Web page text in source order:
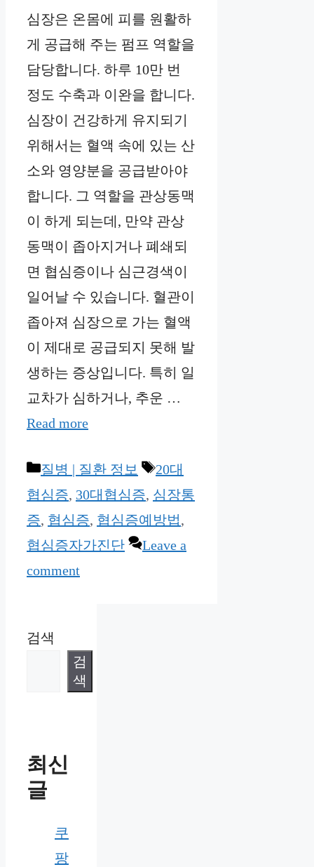
심장은 온몸에 피를 원활하
게 공급해 주는 펌프 역할을
담당합니다. 하루 10만 번
정도 수축과 이완을 합니다.
심장이 건강하게 유지되기
위해서는 혈액 속에 있는 산
소와 영양분을 공급받아야
합니다. 그 역할을 관상동맥
이 하게 되는데, 만약 관상
동맥이 좁아지거나 폐쇄되
면 협심증이나 심근경색이
일어날 수 있습니다. 혈관이
좁아져 심장으로 가는 혈액
이 제대로 공급되지 못해 발
생하는 증상입니다. 특히 일
교차가 심하거나, 추운 …
Read more
Categories
질병 | 질환 정보 Tags
20대
협심증, 30대협심증, 심장통
증, 협심증, 협심증예방법,
협심증자가진단
Leave a
comment
검색
검
색
최신
글
쿠
팡